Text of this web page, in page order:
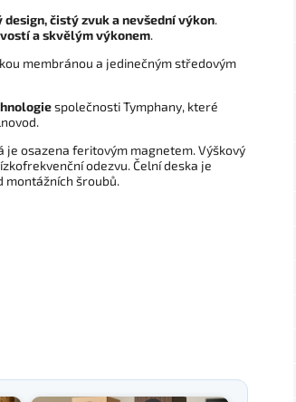
design, čistý zvuk a nevšední výkon.
a skvělým výkonem.
membránou a jedinečným středovým
společnosti Tymphany, které
je osazena feritovým magnetem. Výškový
odezvu. Čelní deska je
montážních šroubů.